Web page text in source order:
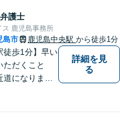
、どうぞお
ください。
談も対応可
弁護士
鹿児島事務所
島市 鹿児島中央駅 から徒歩1分
徒歩1分】早い
ただくこと
道になりま
詳細を見
る